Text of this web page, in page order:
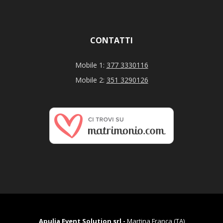
CONTATTI
Mobile 1: 377 3330116
Mobile 2: 351 3290126
Apulia Event Solution srl - Martina Franca (TA)